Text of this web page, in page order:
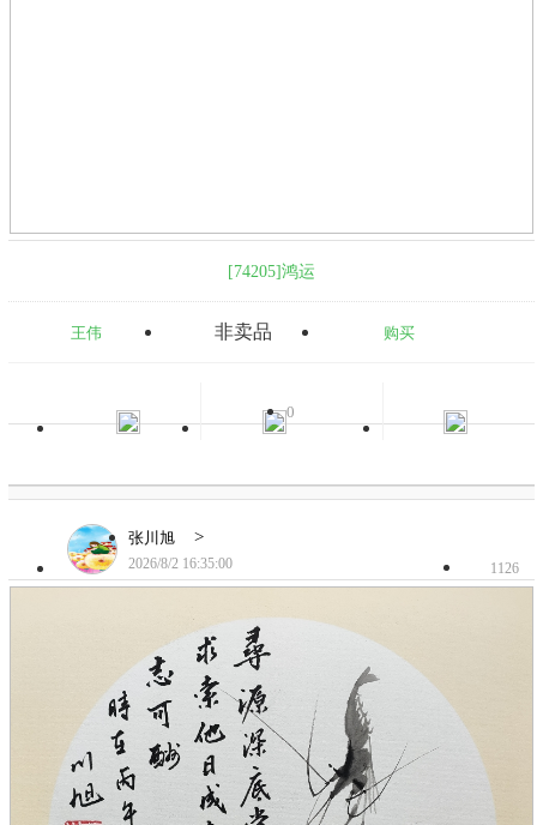
[74205]鸿运
王伟 非卖品 购买
0
张川旭 >
2026/8/2 16:35:00 1126